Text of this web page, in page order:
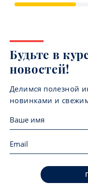
Будьте в
новостей!
Делимся полезной
новинками и